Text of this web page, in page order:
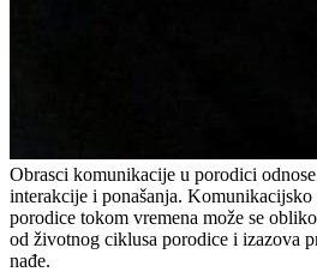
Obrasci komunikacije u porodici
interakcije i ponašanja. Komunikacijsko
porodice tokom vremena može se
od životnog ciklusa porodice i izazova
nađe.